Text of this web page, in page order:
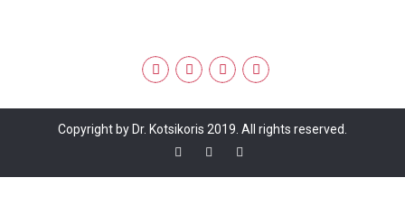
Copyright by Dr. Kotsikoris 2019. All rights reserved.